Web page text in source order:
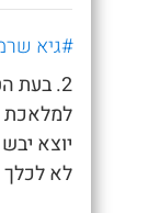
#גיא
2. בעת
למלאכת
יוצא
לא לכלך